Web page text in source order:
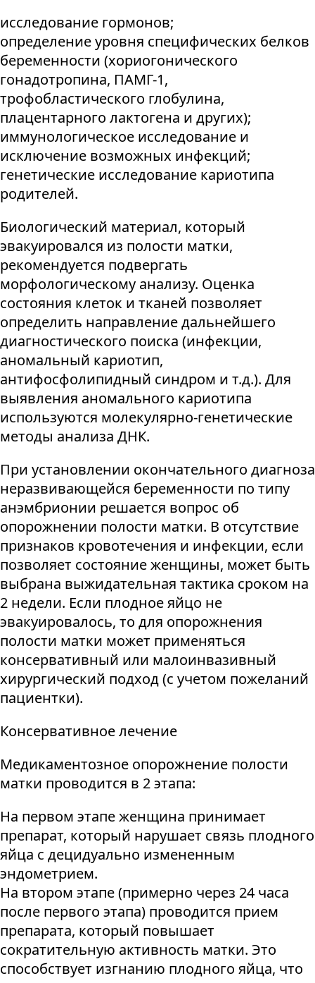
исследование гормонов;
определение уровня специфических белков
беременности (хориогонического
гонадотропина, ПАМГ-1,
трофобластического глобулина,
плацентарного лактогена и других);
иммунологическое исследование и
исключение возможных инфекций;
генетические исследование кариотипа
родителей.
Биологический материал, который
эвакуировался из полости матки,
рекомендуется подвергать
морфологическому анализу. Оценка
состояния клеток и тканей позволяет
определить направление дальнейшего
диагностического поиска (инфекции,
аномальный кариотип,
антифосфолипидный синдром и т.д.). Для
выявления аномального кариотипа
используются молекулярно-генетические
методы анализа ДНК.
При установлении окончательного диагноза
неразвивающейся беременности по типу
анэмбрионии решается вопрос об
опорожнении полости матки. В отсутствие
признаков кровотечения и инфекции, если
позволяет состояние женщины, может быть
выбрана выжидательная тактика сроком на
2 недели. Если плодное яйцо не
эвакуировалось, то для опорожнения
полости матки может применяться
консервативный или малоинвазивный
хирургический подход (с учетом пожеланий
пациентки).
Консервативное лечение
Медикаментозное опорожнение полости
матки проводится в 2 этапа:
На первом этапе женщина принимает
препарат, который нарушает связь плодного
яйца с децидуально измененным
эндометрием.
На втором этапе (примерно через 24 часа
после первого этапа) проводится прием
препарата, который повышает
сократительную активность матки. Это
способствует изгнанию плодного яйца, что